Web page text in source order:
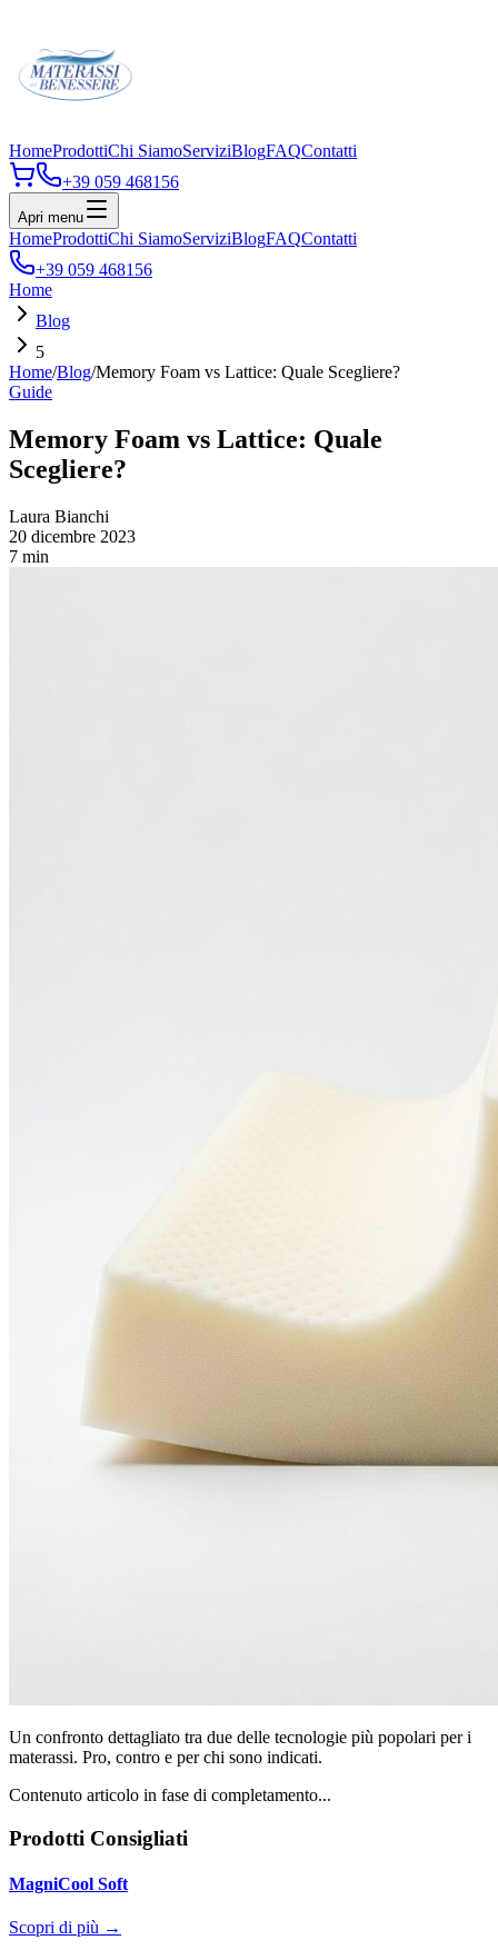
HomeProdottiChi SiamoServiziBlogFAQContatti
+39 059 468156
Apri menu
HomeProdottiChi SiamoServiziBlogFAQContatti
+39 059 468156
Home
Blog
5
Home/Blog/Memory Foam vs Lattice: Quale Scegliere?
Guide
Memory Foam vs Lattice: Quale
Scegliere?
Laura Bianchi
20 dicembre 2023
7 min
Un confronto dettagliato tra due delle tecnologie più popolari per i
materassi. Pro, contro e per chi sono indicati.
Contenuto articolo in fase di completamento...
Prodotti Consigliati
MagniCool Soft
Scopri di più →